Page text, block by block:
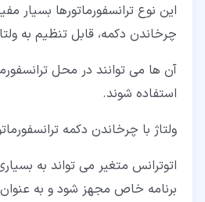
این نوع ترانسفورماتورها بسیار
چرخاندن دکمه، قابل تنظیم به
آن ها می توانند در محل
استفاده شوند.
ولتاژ با چرخاندن دکمه
اتوترانس متغیر می تواند به